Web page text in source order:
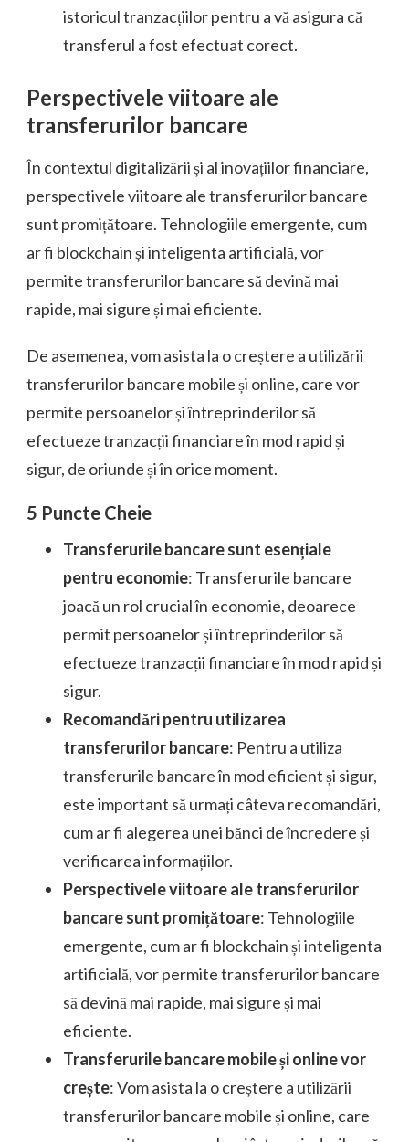
istoricul tranzacțiilor pentru a vă asigura că
transferul a fost efectuat corect.
Perspectivele viitoare ale
transferurilor bancare
În contextul digitalizării și al inovațiilor financiare,
perspectivele viitoare ale transferurilor bancare
sunt promițătoare. Tehnologiile emergente, cum
ar fi blockchain și inteligenta artificială, vor
permite transferurilor bancare să devină mai
rapide, mai sigure și mai eficiente.
De asemenea, vom asista la o creștere a utilizării
transferurilor bancare mobile și online, care vor
permite persoanelor și întreprinderilor să
efectueze tranzacții financiare în mod rapid și
sigur, de oriunde și în orice moment.
5 Puncte Cheie
Transferurile bancare sunt esențiale
pentru economie: Transferurile bancare
joacă un rol crucial în economie, deoarece
permit persoanelor și întreprinderilor să
efectueze tranzacții financiare în mod rapid și
sigur.
Recomandări pentru utilizarea
transferurilor bancare: Pentru a utiliza
transferurile bancare în mod eficient și sigur,
este important să urmați câteva recomandări,
cum ar fi alegerea unei bănci de încredere și
verificarea informațiilor.
Perspectivele viitoare ale transferurilor
bancare sunt promițătoare: Tehnologiile
emergente, cum ar fi blockchain și inteligenta
artificială, vor permite transferurilor bancare
să devină mai rapide, mai sigure și mai
eficiente.
Transferurile bancare mobile și online vor
crește: Vom asista la o creștere a utilizării
transferurilor bancare mobile și online, care